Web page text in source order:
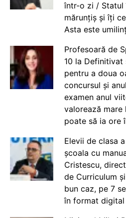
într-o zi / Statul
mărunțiș și îți
Asta este
Profesoară de
10 la Definitivat
pentru a doua
concursul și
examen anul
valorează mare
poate să ia ore
Elevii de clasa
școala cu
Cristescu,
de Curriculum
bun caz, pe 7
în format digital